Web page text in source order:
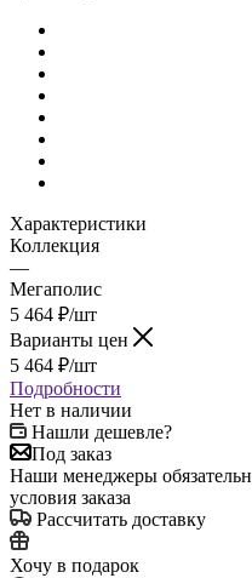
Характеристики
Коллекция
—
Мегаполис
5 464 ₽/шт
Варианты цен
5 464 ₽/шт
Подробности
Нет в наличии
Нашли дешевле?
Под заказ
Наши менеджеры
условия заказа
Рассчитать доставку
Хочу в подарок